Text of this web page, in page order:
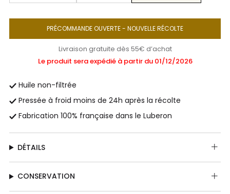
PRÉCOMMANDE OUVERTE - NOUVELLE RÉCOLTE
Livraison gratuite dès 55€ d’achat
Le produit sera expédié à partir du 01/12/2026
Huile non-filtrée
Pressée à froid moins de 24h après la récolte
Fabrication 100% française dans le Luberon
DÉTAILS
CONSERVATION